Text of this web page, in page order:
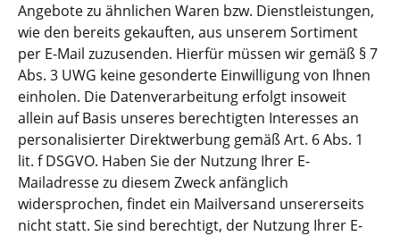
Angebote zu ähnlichen Waren bzw. Dienstleistungen,
wie den bereits gekauften, aus unserem Sortiment
per E-Mail zuzusenden. Hierfür müssen wir gemäß § 7
Abs. 3 UWG keine gesonderte Einwilligung von Ihnen
einholen. Die Datenverarbeitung erfolgt insoweit
allein auf Basis unseres berechtigten Interesses an
personalisierter Direktwerbung gemäß Art. 6 Abs. 1
lit. f DSGVO. Haben Sie der Nutzung Ihrer E-
Mailadresse zu diesem Zweck anfänglich
widersprochen, findet ein Mailversand unsererseits
nicht statt. Sie sind berechtigt, der Nutzung Ihrer E-